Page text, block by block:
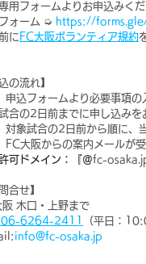
用フォームよりお申込みくだ
ォーム ➭ https://
に FC大阪ボランティア規約
の流れ】
申込フォームより必要事項の
合の2日前までに申し込みを
対象試合の2日前から順に、
FC大阪からの案内メールが
可ドメイン：『＠fc-
合せ】
阪 木口・上野まで
6264-2411
（平日：
info@fc-osaka.jp